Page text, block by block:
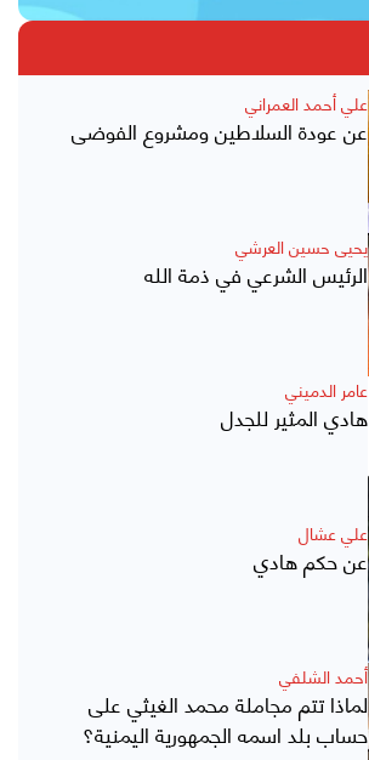
علي أحمد العمراني
عن عودة السلاطين ومشروع الفوضى
يحيى حسين العرشي
الرئيس الشرعي في ذمة الله
عامر الدميني
هادي المثير للجدل
علي عشال
عن حكم هادي
أحمد الشلفي
لماذا تتم مجاملة محمد الغيثي على
حساب بلد اسمه الجمهورية اليمنية؟